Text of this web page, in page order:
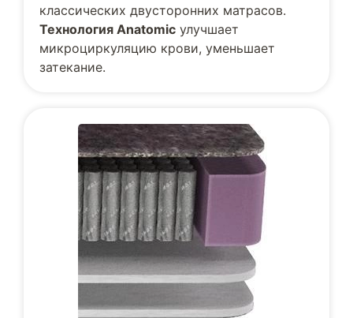
классических двусторонних матрасов.
Технология Anatomic улучшает
микроциркуляцию крови, уменьшает
затекание.